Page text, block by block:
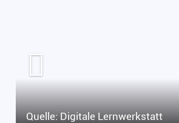
Quelle: Digitale Lernwerkstatt